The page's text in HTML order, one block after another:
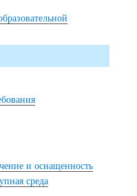
и оснащенность
среда